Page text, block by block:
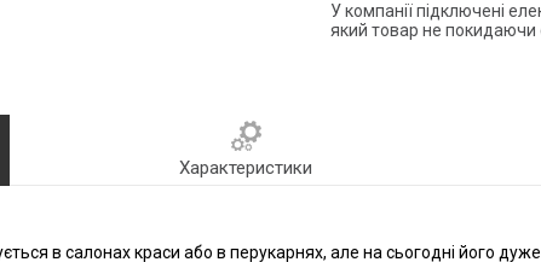
У компанії підключені
який товар не покидаючи
Характеристики
в салонах краси або в перукарнях, але на сьогодні його